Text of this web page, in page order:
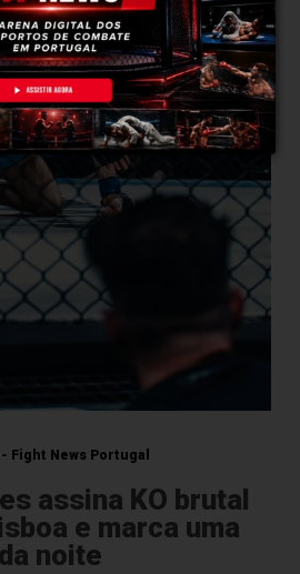
Fight News Portugal
assina KO brutal
e marca uma
noite